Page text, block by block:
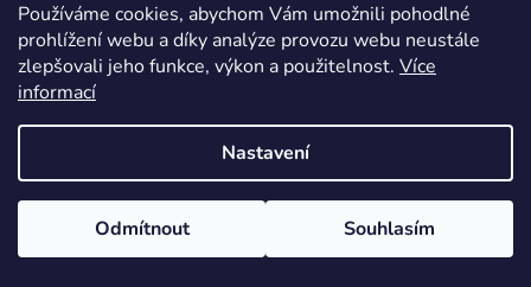
Používáme cookies, abychom Vám umožnili pohodlné
prohlížení webu a díky analýze provozu webu neustále
zlepšovali jeho funkce, výkon a použitelnost. Více
informací
Nastavení
Odmítnout Souhlasím